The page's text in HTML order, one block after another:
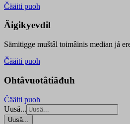
Čääiti puoh
Äigikyevdil
Sämitigge muštâl toimâinis median já
Čääiti puoh
Ohtâvuotâtiäđuh
Čääiti puoh
Uusâ...
Uusâ...